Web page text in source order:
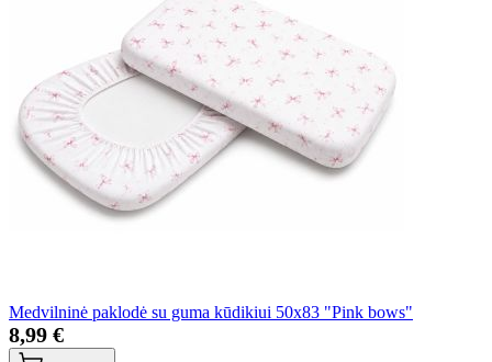
Medvilninė paklodė su guma kūdikiui 50x83 "Pink bows"
8,99 €